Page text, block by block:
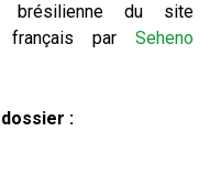
brésilienne du site
français par Seheno
: